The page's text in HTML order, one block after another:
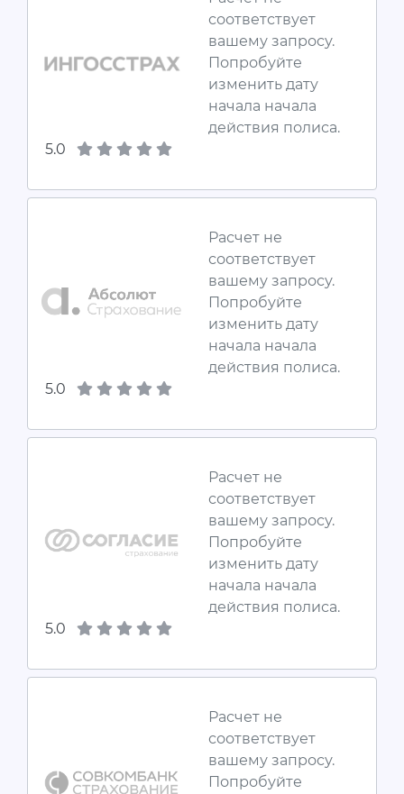
соответствует
вашему запросу.
Попробуйте
изменить дату
начала начала
действия полиса.
5.0
Расчет не
соответствует
вашему запросу.
Попробуйте
изменить дату
начала начала
действия полиса.
5.0
Расчет не
соответствует
вашему запросу.
Попробуйте
изменить дату
начала начала
действия полиса.
5.0
Расчет не
соответствует
вашему запросу.
Попробуйте